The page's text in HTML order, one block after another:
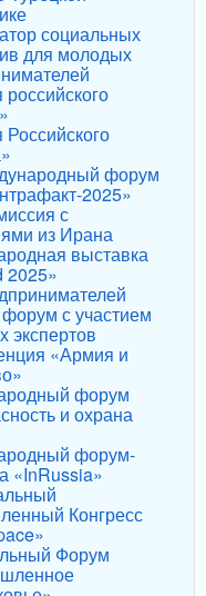
социальных
для молодых
форум
2025»
с
из Ирана
выставка
2025»
с участием
экспертов
«Армия и
форум
и охрана
форум-
«InRussia»
Конгресс
Форум